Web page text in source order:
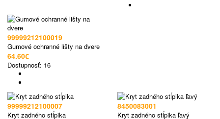
99999212100019
Gumové ochranné lišty na dvere
64.60€
Dostupnosť: 16
99999212100007
Kryt zadného stĺpika
8450083001
Kryt zadného stĺpika ľavý